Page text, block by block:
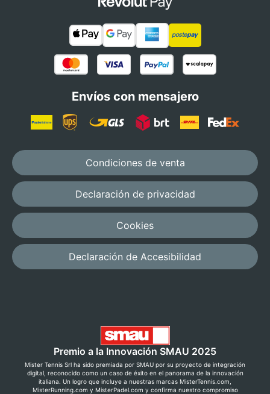
Envíos con mensajero
Condiciones de venta
Declaración de privacidad
Cookies
Declaración de Accesibilidad
Premio a la Innovación SMAU 2025
Mister Tennis Srl ha sido premiada por SMAU por su proyecto de integración
digital, reconocido como un caso de éxito en el panorama de la innovación
italiana. Un logro que incluye a nuestras marcas MisterTennis.com,
MisterRunning.com y MisterPadel.com y confirma nuestro compromiso